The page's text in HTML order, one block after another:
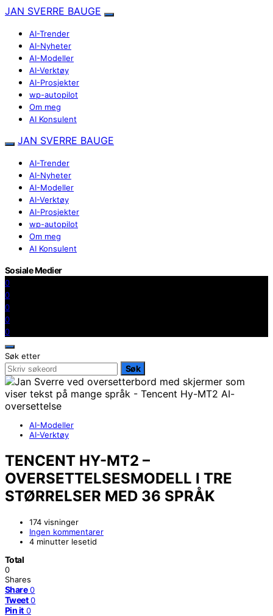
JAN SVERRE BAUGE
AI-Trender
AI-Nyheter
AI-Modeller
AI-Verktøy
AI-Prosjekter
wp-autopilot
Om meg
AI Konsulent
JAN SVERRE BAUGE
AI-Trender
AI-Nyheter
AI-Modeller
AI-Verktøy
AI-Prosjekter
wp-autopilot
Om meg
AI Konsulent
Sosiale Medier
0
0
0
0
0
Søk etter
Søk
AI-Modeller
AI-Verktøy
TENCENT HY-MT2 –
OVERSETTELSESMODELL I TRE
STØRRELSER MED 36 SPRÅK
174 visninger
Ingen kommentarer
4 minutter lesetid
Total
0
Shares
Share 0
Tweet 0
Pin it 0